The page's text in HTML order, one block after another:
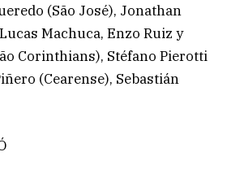
(São José), Jonathan
Machuca, Enzo Ruiz y
Corinthians), Stéfano Pierotti
(Cearense), Sebastián